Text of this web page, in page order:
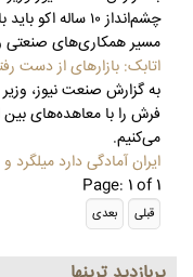
چشم‌انداز ۱۰
مسیر همکاری‌های صنعتی
اتابک: بازارهای از دست
به گزارش صنعت نیوز،
فرش را با معاهده‌های بین
می‌کنیم.
ایران آمادگی دارد میلگرد
Page: 1 of 1